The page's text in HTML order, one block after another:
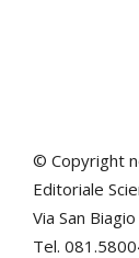
© Copyright
Editoriale
Via San
Tel.